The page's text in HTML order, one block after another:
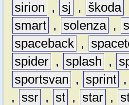
sirion
, sj , škoda
smart , solenza ,
spaceback ,
spider , splash ,
sportsvan
, sprint ,
,
ssr , st , star ,